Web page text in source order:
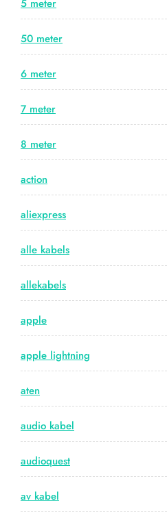
5 meter
50 meter
6 meter
7 meter
8 meter
action
aliexpress
alle kabels
allekabels
apple
apple lightning
aten
audio kabel
audioquest
av kabel